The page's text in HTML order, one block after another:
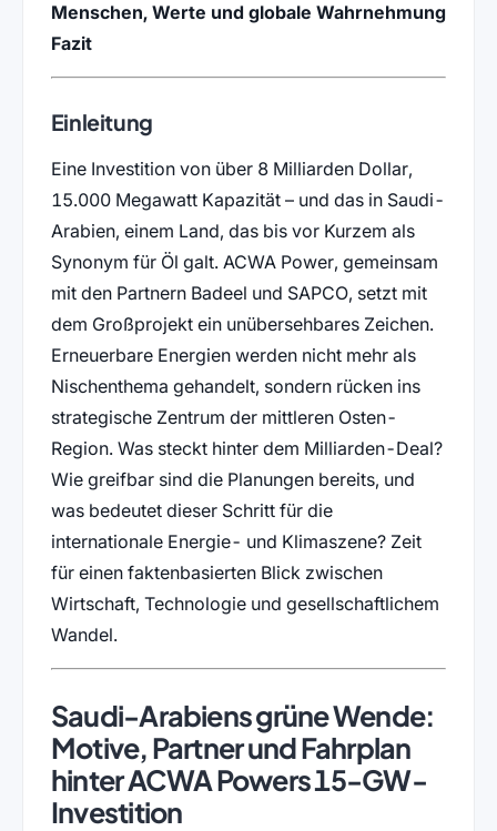
Menschen, Werte und globale Wahrnehmung
Fazit
Einleitung
Eine Investition von über 8 Milliarden Dollar,
15.000 Megawatt Kapazität – und das in Saudi-
Arabien, einem Land, das bis vor Kurzem als
Synonym für Öl galt. ACWA Power, gemeinsam
mit den Partnern Badeel und SAPCO, setzt mit
dem Großprojekt ein unübersehbares Zeichen.
Erneuerbare Energien werden nicht mehr als
Nischenthema gehandelt, sondern rücken ins
strategische Zentrum der mittleren Osten-
Region. Was steckt hinter dem Milliarden-Deal?
Wie greifbar sind die Planungen bereits, und
was bedeutet dieser Schritt für die
internationale Energie- und Klimaszene? Zeit
für einen faktenbasierten Blick zwischen
Wirtschaft, Technologie und gesellschaftlichem
Wandel.
Saudi-Arabiens grüne Wende:
Motive, Partner und Fahrplan
hinter ACWA Powers 15-GW-
Investition